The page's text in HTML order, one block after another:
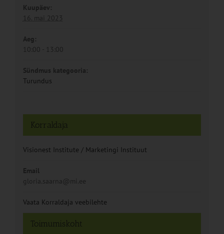
Kuupäev:
16. mai 2023
Aeg:
10:00 - 13:00
Sündmus kategooria:
Turundus
Toimumiskoht
Korraldaja
Visionest Institute / Marketingi Instituut
Email
gloria.saarna@mi.ee
Vaata Korraldaja veebilehte